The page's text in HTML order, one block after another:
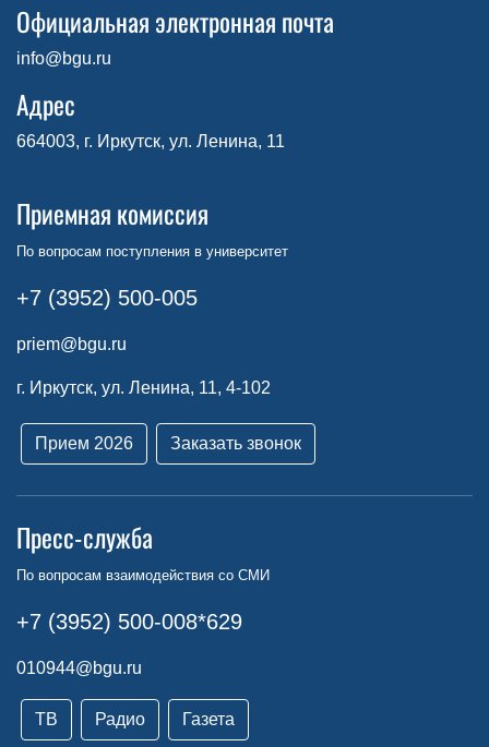
Официальная электронная почта
info@bgu.ru
Адрес
664003, г. Иркутск, ул. Ленина, 11
Приемная комиссия
По вопросам поступления в университет
+7 (3952) 500-005
priem@bgu.ru
г. Иркутск, ул. Ленина, 11, 4-102
Прием 2026 Заказать звонок
Пресс-служба
По вопросам взаимодействия со СМИ
+7 (3952) 500-008*629
010944@bgu.ru
ТВ Радио Газета